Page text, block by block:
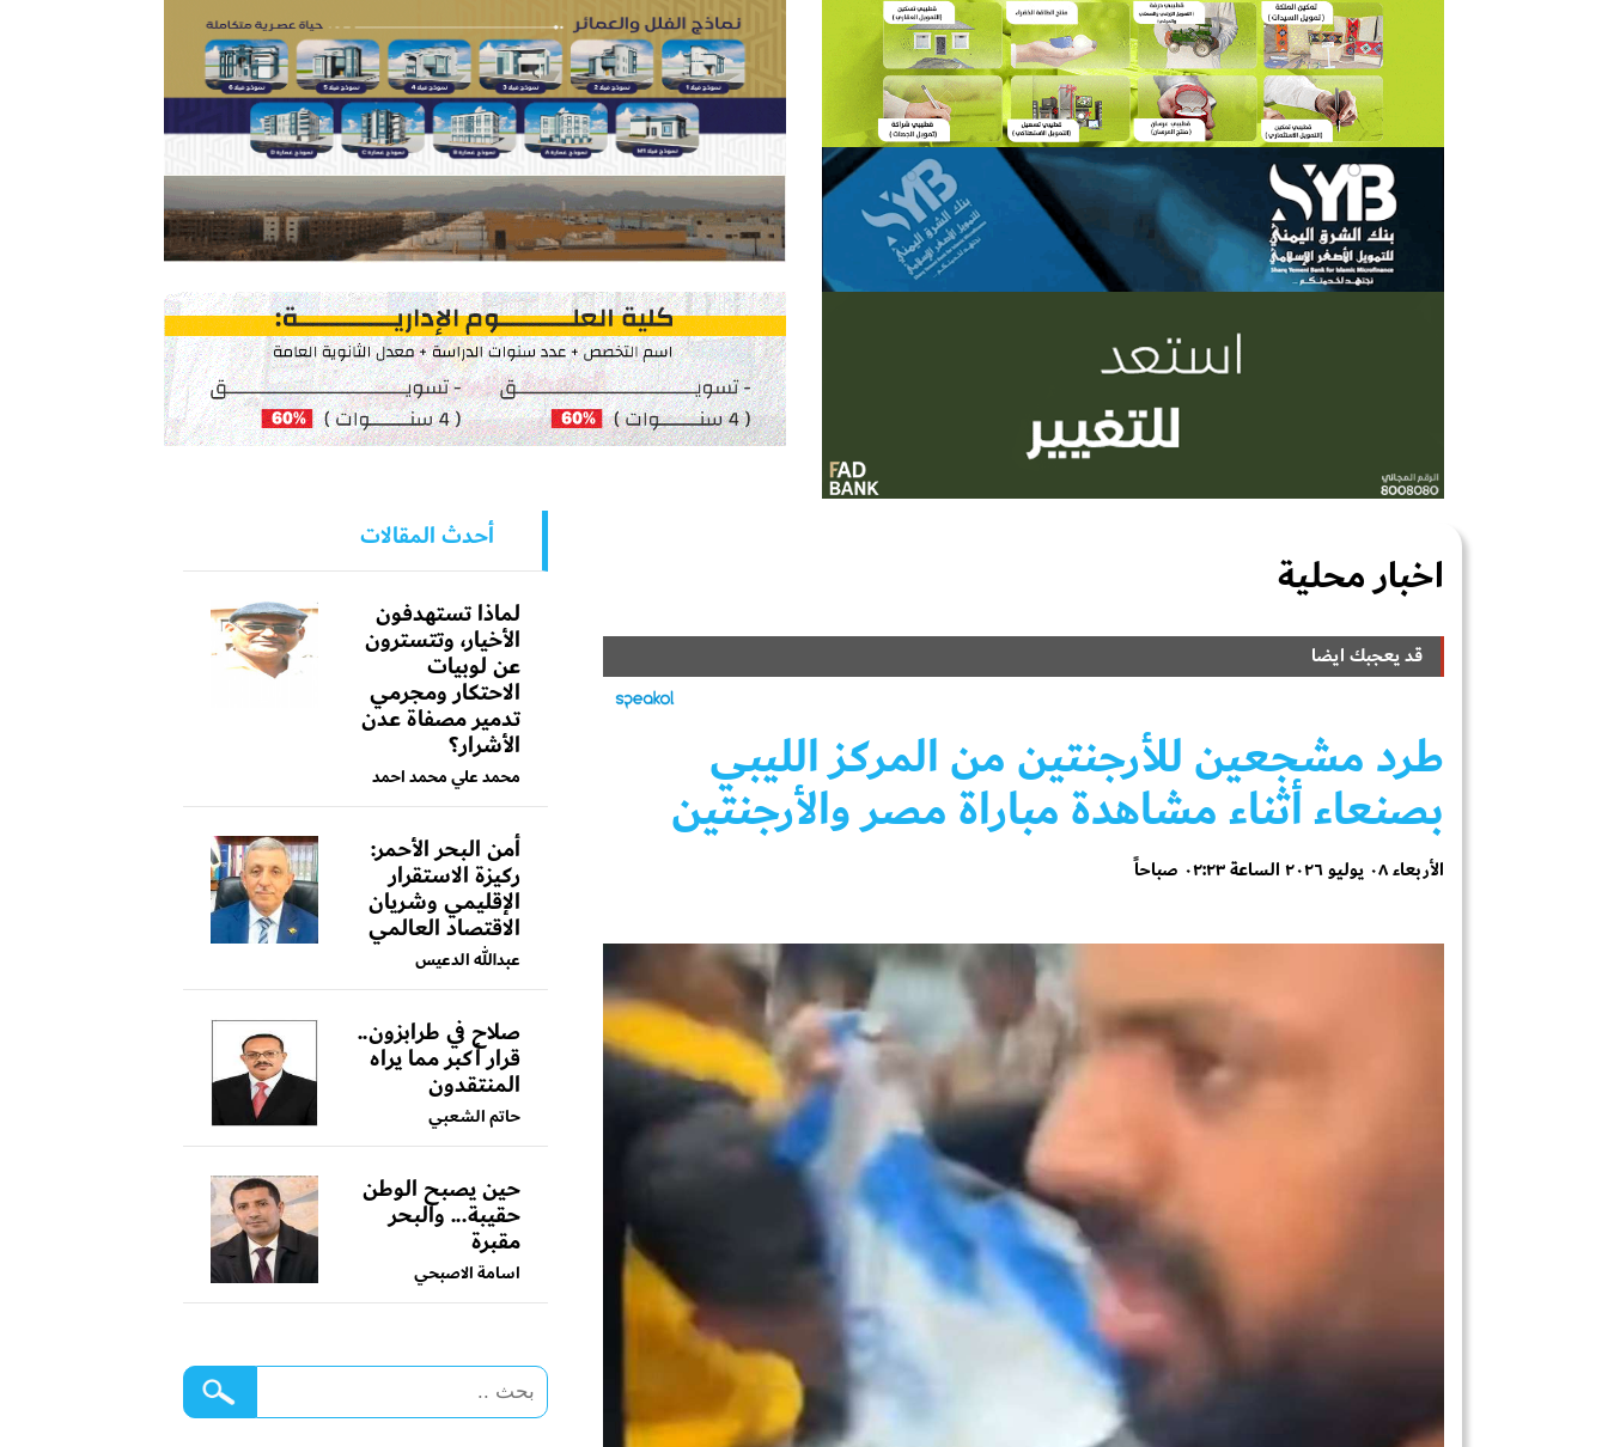
اخبار محلية
قد يعجبك ايضا
طرد مشجعين للأرجنتين من المركز الليبي
بصنعاء أثناء مشاهدة مباراة مصر والأرجنتين
الأربعاء ٠٨ يوليو ٢٠٢٦ الساعة ٠٢:٢٣ صباحاً
أحدث المقالات
لماذا تستهدفون
الأخيار، وتتسترون
عن لوبيات
الاحتكار ومجرمي
تدمير مصفاة عدن
الأشرار؟
محمد علي محمد احمد
أمن البحر الأحمر:
ركيزة الاستقرار
الإقليمي وشريان
الاقتصاد العالمي
عبدالله الدعيس
صلاح في طرابزون..
قرار أكبر مما يراه
المنتقدون
حاتم الشعبي
حين يصبح الوطن
حقيبة... والبحر
مقبرة
اسامة الاصبحي